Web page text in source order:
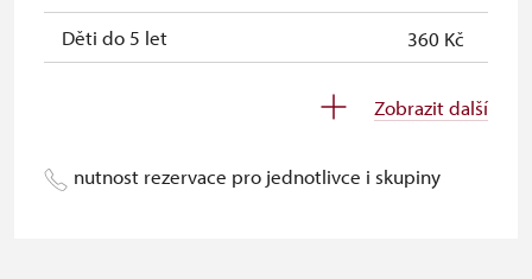
Děti do 5 let
360 Kč
skupiny 1 osoba na 10 dětí)
Zobrazit další
nutnost rezervace pro jednotlivce i skupiny